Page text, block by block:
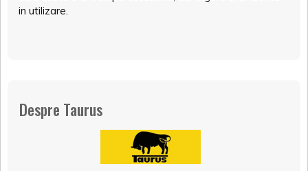
in utilizare.
Despre Taurus